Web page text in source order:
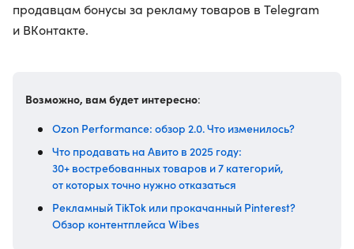
продавцам бонусы за рекламу товаров в Telegram
и ВКонтакте.
Возможно, вам будет интересно:
Ozon Performance: обзор 2.0. Что изменилось?
Что продавать на Авито в 2025 году:
30+ востребованных товаров и 7 категорий,
от которых точно нужно отказаться
Рекламный TikTok или прокачанный Pinterest?
Обзор контентплейса Wibes